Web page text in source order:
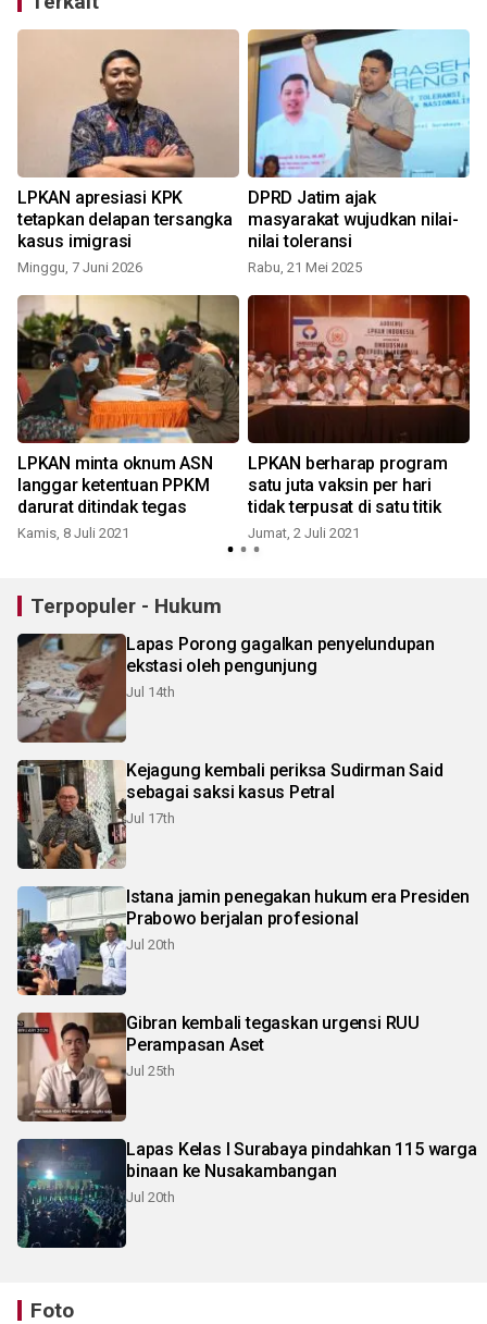
LPKAN apresiasi KPK
tetapkan delapan tersangka
kasus imigrasi
Minggu, 7 Juni 2026
DPRD Jatim ajak
masyarakat wujudkan nilai-
nilai toleransi
Rabu, 21 Mei 2025
LPKAN minta oknum ASN
langgar ketentuan PPKM
darurat ditindak tegas
Kamis, 8 Juli 2021
LPKAN berharap program
satu juta vaksin per hari
tidak terpusat di satu titik
Jumat, 2 Juli 2021
Terpopuler - Hukum
Lapas Porong gagalkan penyelundupan
ekstasi oleh pengunjung
Jul 14th
Kejagung kembali periksa Sudirman Said
sebagai saksi kasus Petral
Jul 17th
Istana jamin penegakan hukum era Presiden
Prabowo berjalan profesional
Jul 20th
Gibran kembali tegaskan urgensi RUU
Perampasan Aset
Jul 25th
Lapas Kelas I Surabaya pindahkan 115 warga
binaan ke Nusakambangan
Jul 20th
Foto